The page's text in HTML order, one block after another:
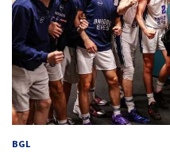
BGL